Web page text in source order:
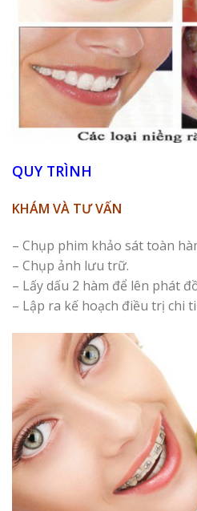
QUY TRÌNH
KHÁM VÀ TƯ VẤN
– Chụp phim khảo sát toàn
– Chụp ảnh lưu trữ.
– Lấy dấu 2 hàm để lên phát
– Lập ra kế hoạch điều trị chi